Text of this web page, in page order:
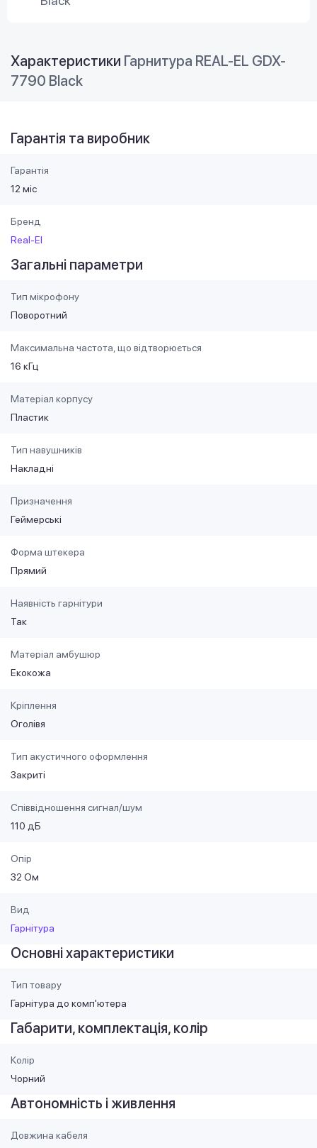
Характеристики Гарнитура REAL-EL GDX-
7790 Black
Гарантія та виробник
Гарантія
12 міс
Бренд
Real-El
Загальні параметри
Тип мікрофону
Поворотний
Максимальна частота, що відтворюється
16 кГц
Матеріал корпусу
Пластик
Тип навушників
Накладні
Призначення
Геймерські
Форма штекера
Прямий
Наявність гарнітури
Так
Матеріал амбушюр
Екокожа
Кріплення
Оголівя
Тип акустичного оформлення
Закриті
Співвідношення сигнал/шум
110 дБ
Опір
32 Ом
Вид
Гарнітура
Основні характеристики
Тип товару
Гарнітура до комп'ютера
Габарити, комплектація, колір
Колір
Чорний
Автономність і живлення
Довжина кабеля